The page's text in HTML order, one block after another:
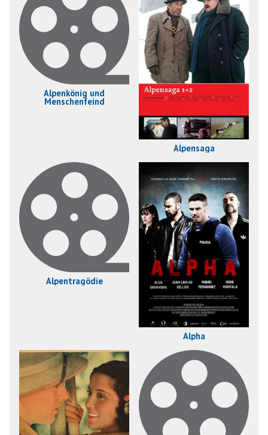
Alpenkönig und
Menschenfeind
Alpensaga
Alpentragödie
Alpha